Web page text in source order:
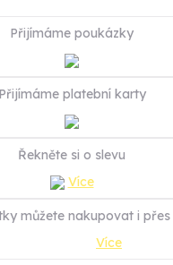
Přijímáme poukázky
Přijímáme platební karty
Řekněte si o slevu
Více
můžete nakupovat i přes
Více